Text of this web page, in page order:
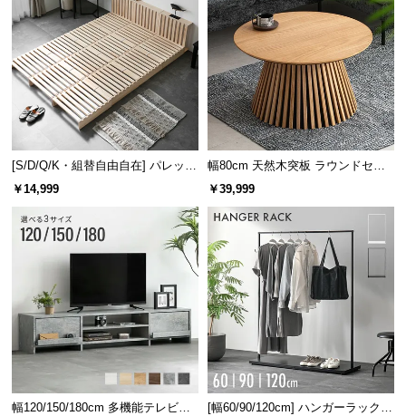
[S/D/Q/K・組替自由自在] パレット
ベッド 8/12/16枚セット
￥14,999
幅80cm 天然木突板 ラウンドセン
ターテーブル 美しい格子デザイン
￥39,999
幅120/150/180cm 多機能テレビボ
[幅60/90/120cm] ハンガーラック